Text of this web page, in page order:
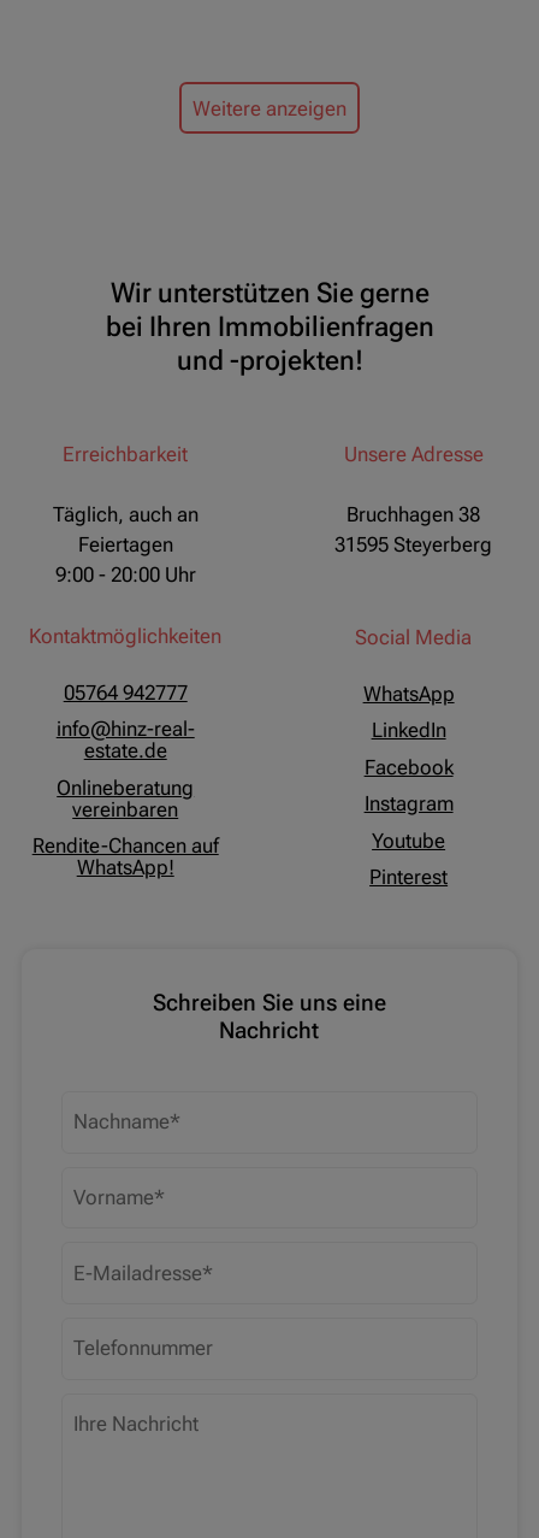
Weitere anzeigen
Wir unterstützen Sie gerne
bei Ihren Immobilienfragen
und -projekten!
Erreichbarkeit
Täglich, auch an
Feiertagen
9:00 - 20:00 Uhr
Kontaktmöglichkeiten
05764 942777
info@hinz-real-
estate.de
Onlineberatung
vereinbaren
Rendite-Chancen auf
WhatsApp!
Unsere Adresse
Bruchhagen 38
31595 Steyerberg
Social Media
WhatsApp
LinkedIn
Facebook
Instagram
Youtube
Pinterest
Schreiben Sie uns eine
Nachricht